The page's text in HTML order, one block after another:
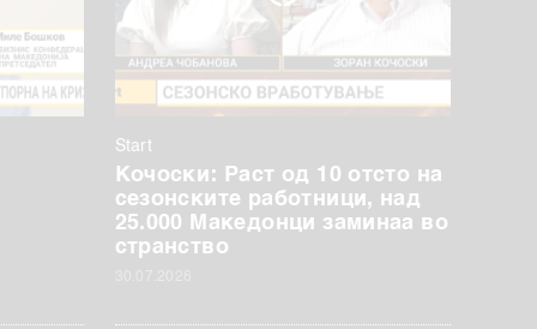
Start
Кочоски: Раст од 10 отсто на
сезонските работници, над
25.000 Македонци заминаа во
странство